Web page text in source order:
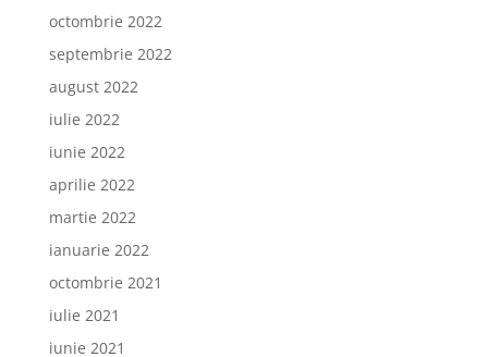
octombrie 2022
septembrie 2022
august 2022
iulie 2022
iunie 2022
aprilie 2022
martie 2022
ianuarie 2022
octombrie 2021
iulie 2021
iunie 2021